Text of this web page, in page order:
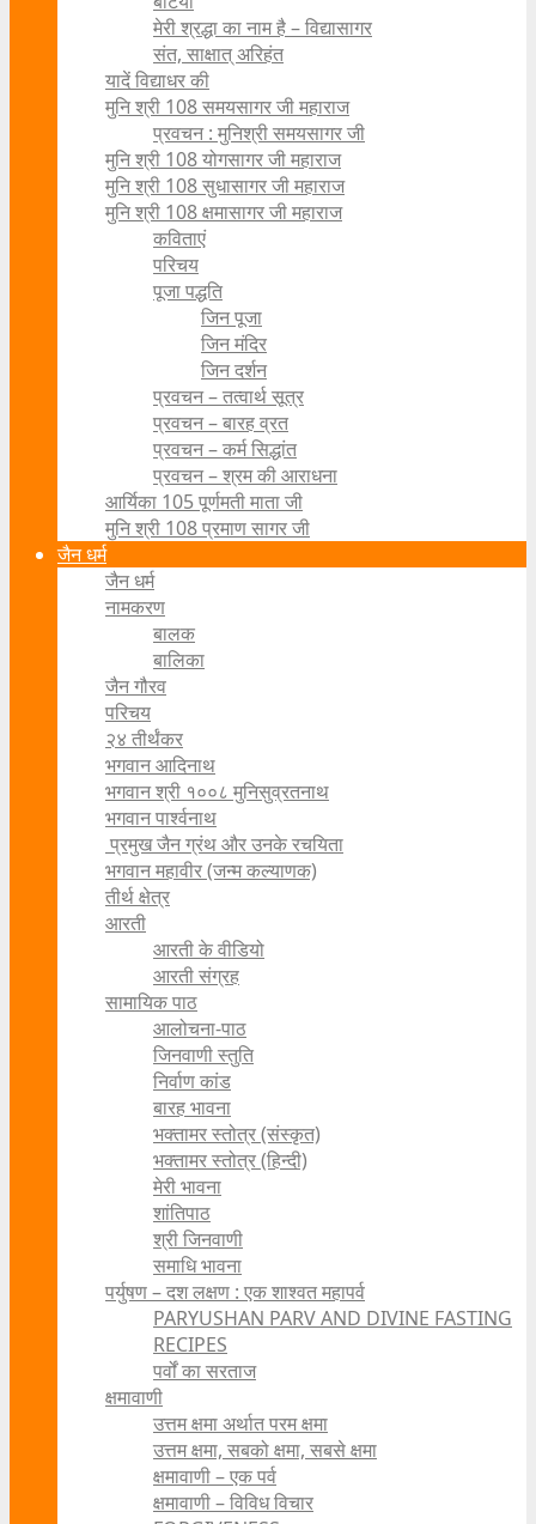
मेरी श्रद्धा का नाम है – विद्यासागर
संत, साक्षात् अरिहंत
यादें विद्याधर की
मुनि श्री 108 समयसागर जी महाराज
प्रवचन : मुनिश्री समयसागर जी
मुनि श्री 108 योगसागर जी महाराज
मुनि श्री 108 सुधासागर जी महाराज
मुनि श्री 108 क्षमासागर जी महाराज
कविताएं
परिचय
पूजा पद्धति
जिन पूजा
जिन मंदिर
जिन दर्शन
प्रवचन – तत्वार्थ सूत्र
प्रवचन – बारह व्रत
प्रवचन – कर्म सिद्धांत
प्रवचन – श्रम की आराधना
आर्यिका 105 पूर्णमती माता जी
मुनि श्री 108 प्रमाण सागर जी
जैन धर्म
जैन धर्म
नामकरण
बालक
बालिका
जैन गौरव
परिचय
२४ तीर्थंकर
भगवान आदिनाथ
भगवान श्री १००८ मुनिसुव्रतनाथ
भगवान पार्श्वनाथ
प्रमुख जैन ग्रंथ और उनके रचयिता
भगवान महावीर (जन्म कल्याणक)
तीर्थ क्षेत्र
आरती
आरती के वीडियो
आरती संग्रह
सामायिक पाठ
आलोचना-पाठ
जिनवाणी स्तुति
निर्वाण कांड
बारह भावना
भक्तामर स्तोत्र (संस्कृत)
भक्तामर स्तोत्र (हिन्दी)
मेरी भावना
शांतिपाठ
श्री जिनवाणी
समाधि भावना
पर्युषण – दश लक्षण : एक शाश्वत महापर्व
PARYUSHAN PARV AND DIVINE FASTING
RECIPES
पर्वों का सरताज
क्षमावाणी
उत्तम क्षमा अर्थात परम क्षमा
उत्तम क्षमा, सबको क्षमा, सबसे क्षमा
क्षमावाणी – एक पर्व
क्षमावाणी – विविध विचार